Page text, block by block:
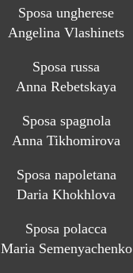
Sposa ungherese
Angelina Vlashinets
Sposa russa
Anna Rebetskaya
Sposa spagnola
Anna Tikhomirova
Sposa napoletana
Daria Khokhlova
Sposa polacca
Maria Semenyachenko